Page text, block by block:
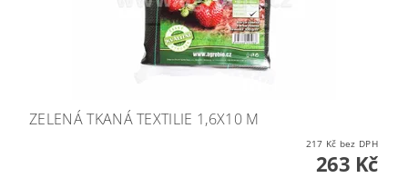
ZELENÁ TKANÁ TEXTILIE 1,6X10 M
217 Kč bez DPH
263 Kč